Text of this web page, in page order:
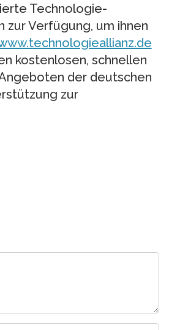
Technologie-
zur Verfügung, um ihnen
kostenlosen, schnellen
der deutschen
zur